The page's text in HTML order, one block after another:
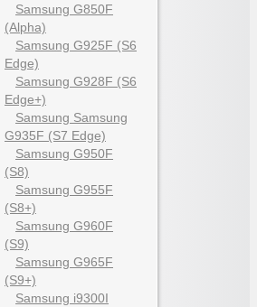
Samsung G850F
(Alpha)
Samsung G925F (S6
Edge)
Samsung G928F (S6
Edge+)
Samsung Samsung
G935F (S7 Edge)
Samsung G950F
(S8)
Samsung G955F
(S8+)
Samsung G960F
(S9)
Samsung G965F
(S9+)
Samsung i9300I